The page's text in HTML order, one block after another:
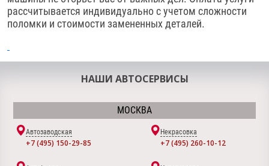
рассчитывается индивидуально с учетом сложности
поломки и стоимости замененных деталей.
НАШИ АВТОСЕРВИСЫ
МОСКВА
Автозаводская
+7 (495) 150-29-85
Некрасовка
+7 (495) 260-10-12